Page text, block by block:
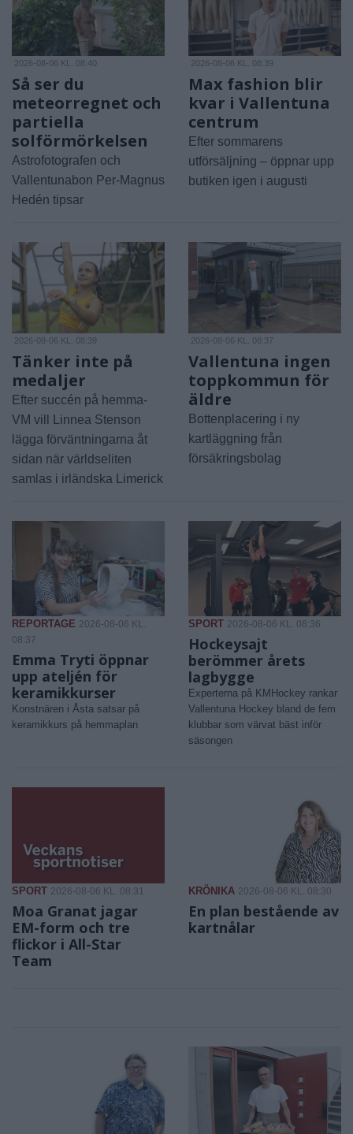
2026-08-06 KL. 08:40
Så ser du
meteorregnet och
partiella
solförmörkelsen
Astrofotografen och
Vallentunabon Per-Magnus
Hedén tipsar
2026-08-06 KL. 08:39
Max fashion blir
kvar i Vallentuna
centrum
Efter sommarens
utförsäljning – öppnar upp
butiken igen i augusti
2026-08-06 KL. 08:39
Tänker inte på
medaljer
Efter succén på hemma-
VM vill Linnea Stenson
lägga förväntningarna åt
sidan när världseliten
samlas i irländska Limerick
2026-08-06 KL. 08:37
Vallentuna ingen
toppkommun för
äldre
Bottenplacering i ny
kartläggning från
försäkringsbolag
REPORTAGE 2026-08-06 KL.
08:37
Emma Tryti öppnar
upp ateljén för
keramikkurser
Konstnären i Åsta satsar på
keramikkurs på hemmaplan
SPORT 2026-08-06 KL. 08:36
Hockeysajt
berömmer årets
lagbygge
Experterna på KMHockey rankar
Vallentuna Hockey bland de fem
klubbar som värvat bäst inför
säsongen
SPORT 2026-08-06 KL. 08:31
Moa Granat jagar
EM-form och tre
flickor i All-Star
Team
KRÖNIKA 2026-08-06 KL. 08:30
En plan bestående av
kartnålar